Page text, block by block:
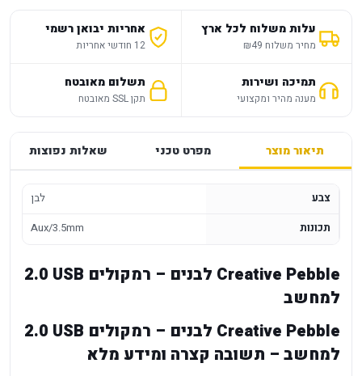
עלות משלוח לכל ארץ
מחיר משלוח ₪49
אחריות יבואן רשמי
12 חודשי אחריות
תמיכה ושירות
מענה מהיר ומקצועי
תשלום מאובטח
תקן SSL מאובטח
תיאור מוצר מפרט טכני שאלות נפוצות
צבע
לבן
תכונות
Aux/3.5mm
Creative Pebble לבנים – רמקולים USB ‏2.0
למחשב
Creative Pebble לבנים – רמקולים USB ‏2.0
למחשב – תשובה קצרה ומידע מלא